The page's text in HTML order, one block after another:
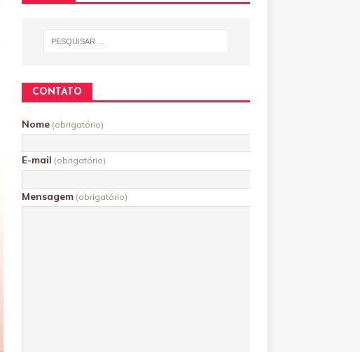
CONTATO
Nome (obrigatório)
E-mail (obrigatório)
Mensagem (obrigatório)